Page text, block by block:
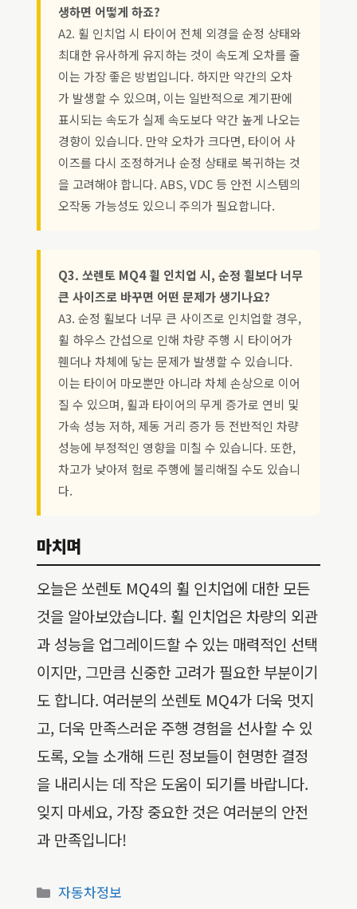
생하면 어떻게 하죠?
A2. 휠 인치업 시 타이어 전체 외경을 순정 상태와
최대한 유사하게 유지하는 것이 속도계 오차를 줄
이는 가장 좋은 방법입니다. 하지만 약간의 오차
가 발생할 수 있으며, 이는 일반적으로 계기판에
표시되는 속도가 실제 속도보다 약간 높게 나오는
경향이 있습니다. 만약 오차가 크다면, 타이어 사
이즈를 다시 조정하거나 순정 상태로 복귀하는 것
을 고려해야 합니다. ABS, VDC 등 안전 시스템의
오작동 가능성도 있으니 주의가 필요합니다.
Q3. 쏘렌토 MQ4 휠 인치업 시, 순정 휠보다 너무
큰 사이즈로 바꾸면 어떤 문제가 생기나요?
A3. 순정 휠보다 너무 큰 사이즈로 인치업할 경우,
휠 하우스 간섭으로 인해 차량 주행 시 타이어가
휀더나 차체에 닿는 문제가 발생할 수 있습니다.
이는 타이어 마모뿐만 아니라 차체 손상으로 이어
질 수 있으며, 휠과 타이어의 무게 증가로 연비 및
가속 성능 저하, 제동 거리 증가 등 전반적인 차량
성능에 부정적인 영향을 미칠 수 있습니다. 또한,
차고가 낮아져 험로 주행에 불리해질 수도 있습니
다.
마치며
오늘은 쏘렌토 MQ4의 휠 인치업에 대한 모든
것을 알아보았습니다. 휠 인치업은 차량의 외관
과 성능을 업그레이드할 수 있는 매력적인 선택
이지만, 그만큼 신중한 고려가 필요한 부분이기
도 합니다. 여러분의 쏘렌토 MQ4가 더욱 멋지
고, 더욱 만족스러운 주행 경험을 선사할 수 있
도록, 오늘 소개해 드린 정보들이 현명한 결정
을 내리시는 데 작은 도움이 되기를 바랍니다.
잊지 마세요, 가장 중요한 것은 여러분의 안전
과 만족입니다!
카
자동차정보